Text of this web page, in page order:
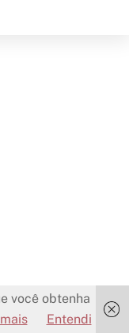
você obtenha
Entendi